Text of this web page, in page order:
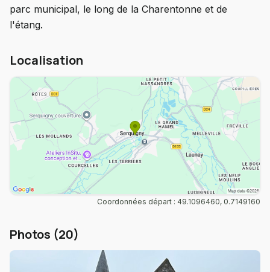
parc municipal, le long de la Charentonne et de
l'étang.
Localisation
Coordonnées départ : 49.1096460, 0.7149160
Photos (20)